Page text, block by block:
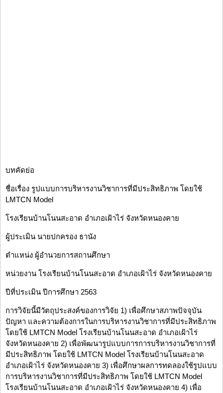
บทคัดย่อ
ชื่อเรื่อง รูปแบบการบริหารงานวิชาการที่มีประสิทธิภาพ โดยใช้
LMTCN Model
โรงเรียนบ้านโนนสะอาด อำเภอเฝ้าไร่ จังหวัดหนองคาย
ผู้ประเมิน นายปกครอง ธานัง
ตำแหน่ง ผู้อำนวยการสถานศึกษา
หน่วยงาน โรงเรียนบ้านโนนสะอาด อำเภอเฝ้าไร่ จังหวัดหนองคาย
ปีที่ประเมิน ปีการศึกษา 2563
การวิจัยนี้มีวัตถุประสงค์ของการวิจัย 1) เพื่อศึกษาสภาพปัจจุบัน
ปัญหา และความต้องการในการบริหารงานวิชาการที่มีประสิทธิภาพ
โดยใช้ LMTCN Model โรงเรียนบ้านโนนสะอาด อำเภอเฝ้าไร่
จังหวัดหนองคาย 2) เพื่อพัฒนารูปแบบการการบริหารงานวิชาการที่
มีประสิทธิภาพ โดยใช้ LMTCN Model โรงเรียนบ้านโนนสะอาด
อำเภอเฝ้าไร่ จังหวัดหนองคาย 3) เพื่อศึกษาผลการทดลองใช้รูปแบบ
การบริหารงานวิชาการที่มีประสิทธิภาพ โดยใช้ LMTCN Model
โรงเรียนบ้านโนนสะอาด อำเภอเฝ้าไร่ จังหวัดหนองคาย 4) เพื่อ